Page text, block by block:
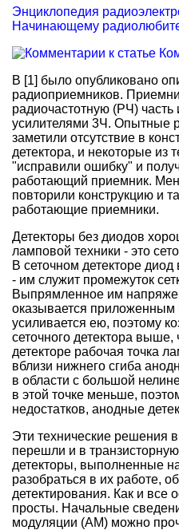
Энциклопедия
Начинающему
В [1] было опубликовано
радиоприемников.
радиочастотную (РЧ) часть
усилителями 3Ч. Опытные
заметили отсутствие в
детектора, и некоторые из
"исправили ошибку" и
работающий приемник.
повторили конструкцию и
работающие приемники.
Детекторы без диодов
ламповой техники - это
В сеточном детекторе
- им служит промежуток
Выпрямленное им
оказывается приложенным
усиливается ею, поэтому
сеточного детектора
детекторе рабочая точка
вблизи нижнего сгиба
в области с большой
в этой точке меньше,
недостатков, анодные
Эти технические решения
перешли и в
детекторы, выполненные
разобраться в их работе,
детектирования. Как и все
просты. Начальные
модуляции (AM) можно